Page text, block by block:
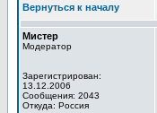
Вернуться к началу
Мистер
Модератор
Зарегистрирован:
13.12.2006
Сообщения: 2043
Откуда: Россия